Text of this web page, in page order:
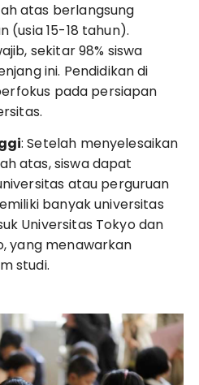
atas berlangsung
(usia 15-18 tahun).
sekitar 98% siswa
ini. Pendidikan di
pada persiapan
: Setelah menyelesaikan
atas, siswa dapat
atau perguruan
banyak universitas
Universitas Tokyo dan
yang menawarkan
studi.